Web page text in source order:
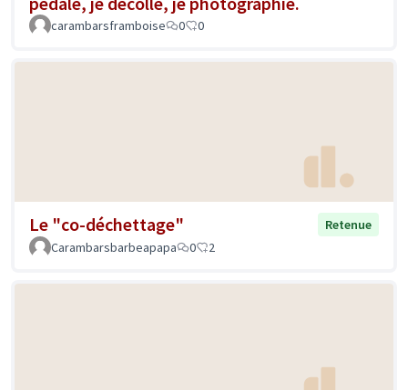
carambarsframboise 0 0
Le "co-déchettage"
Retenue
Carambarsbarbeapapa
0 2